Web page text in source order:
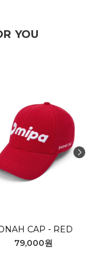
YOU
CAP - RED
79,000원